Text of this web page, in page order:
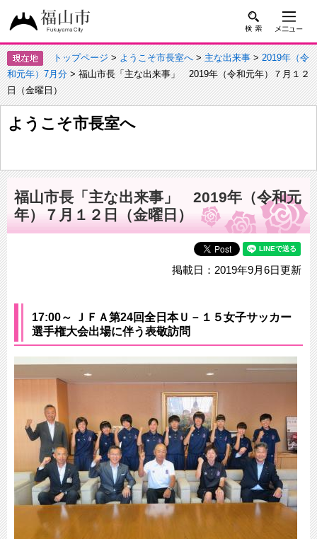
トップページ>ようこそ市長室へ>主な出来事>2019年（令
和元年）7月分> 福山市長「主な出来事」 2019年（令和元年）７月１２
日（金曜日）
ようこそ市長室へ
福山市長「主な出来事」 2019年（令和元
年）７月１２日（金曜日）
掲載日：2019年9月6日更新
17:00～ ＪＦＡ第24回全日本Ｕ－１５女子サッカー
選手権大会出場に伴う表敬訪問